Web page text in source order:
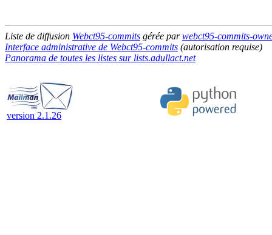
Liste de diffusion Webct95-commits gérée parwebct95-commits-
Interface administrative de Webct95-commits (autorisation requise)
Panorama de toutes les listes sur lists.adullact.net
version 2.1.26